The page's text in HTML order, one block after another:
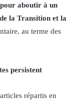
aboutir à un
la Transition et la
au terme des
persistent
répartis en